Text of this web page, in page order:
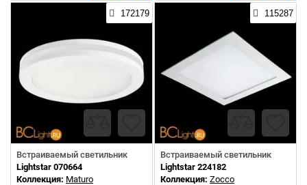
172179
Встраиваемый светильник
Lightstar 070664
Коллекция: Maturo
115287
Встраиваемый светильник
Lightstar 224182
Коллекция: Zocco